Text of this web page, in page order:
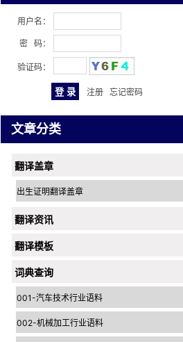
用户名：
密 码：
验证码：
注册 忘记密码
文章分类
翻译盖章
出生证明翻译盖章
翻译资讯
翻译模板
词典查询
001-汽车技术行业语料
002-机械加工行业语料